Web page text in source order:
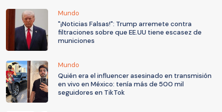
Mundo
"¡Noticias Falsas!": Trump arremete contra
filtraciones sobre que EE.UU tiene escasez de
municiones
Mundo
Quién era el influencer asesinado en transmisión
en vivo en México: tenía más de 500 mil
seguidores en TikTok